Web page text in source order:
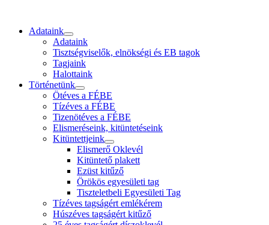
Adataink
Adataink
Tisztségviselők, elnökségi és EB tagok
Tagjaink
Halottaink
Történetünk
Ötéves a FÉBE
Tízéves a FÉBE
Tizenötéves a FÉBE
Elismeréseink, kitüntetéseink
Kitüntettjeink
Elismerő Oklevél
Kitüntető plakett
Ezüst kitűző
Örökös egyesületi tag
Tiszteletbeli Egyesületi Tag
Tízéves tagságért emlékérem
Húszéves tagságért kitűző